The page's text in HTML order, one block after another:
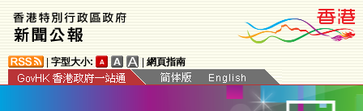
字型大小: 網頁指南